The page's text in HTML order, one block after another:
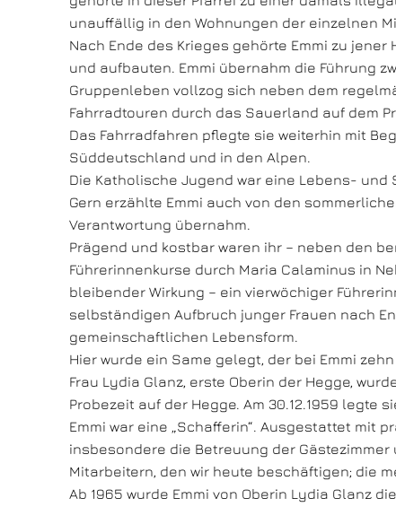
unauffällig in den Wohnungen der einzelnen
Nach Ende des Krieges gehörte Emmi zu
und aufbauten. Emmi übernahm die Führung
Gruppenleben vollzog sich neben dem
Fahrradtouren durch das Sauerland auf dem
Das Fahrradfahren pflegte sie weiterhin mit
Süddeutschland und in den Alpen.
Die Katholische Jugend war eine Lebens- und
Gern erzählte Emmi auch von den
Verantwortung übernahm.
Prägend und kostbar waren ihr – neben den
Führerinnenkurse durch Maria Calaminus in
bleibender Wirkung – ein vierwöchiger
selbständigen Aufbruch junger Frauen nach
gemeinschaftlichen Lebensform.
Hier wurde ein Same gelegt, der bei Emmi
Frau Lydia Glanz, erste Oberin der Hegge,
Probezeit auf der Hegge. Am 30.12.1959 legte
Emmi war eine „Schafferin“. Ausgestattet mit
insbesondere die Betreuung der
Mitarbeitern, den wir heute beschäftigen; die
Ab 1965 wurde Emmi von Oberin Lydia Glanz